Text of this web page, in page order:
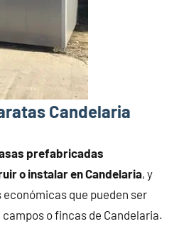
Candelaria
prefabricadas
o instalar en Candelaria, y
que pueden ser
o fincas de Candelaria.